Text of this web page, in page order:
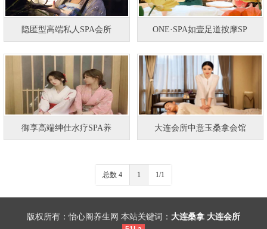
隐匿型高端私人SPA会所 ONE·SPA如壹足道按摩SP
御享高端绅仕水疗SPA养 大连会所中意玉桑拿会馆
总数 4 1 1/1
版权所有：怡心阁养生网 本站关键词： 大连桑拿 大连会所